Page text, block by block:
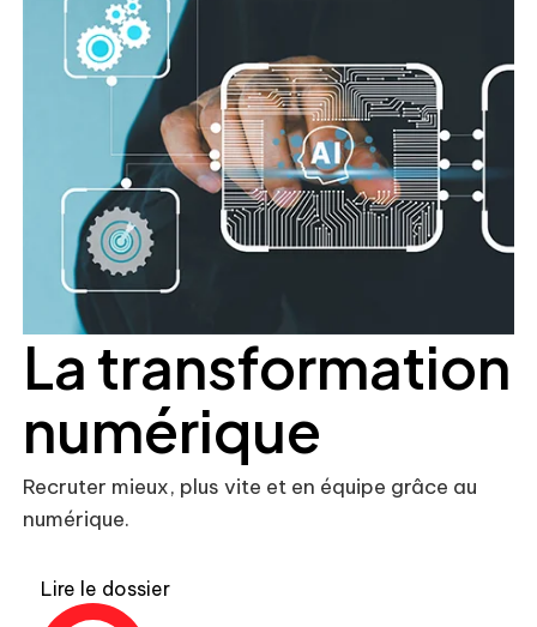
La transformation
numérique
Recruter mieux, plus vite et en équipe grâce au
numérique.
Lire le dossier